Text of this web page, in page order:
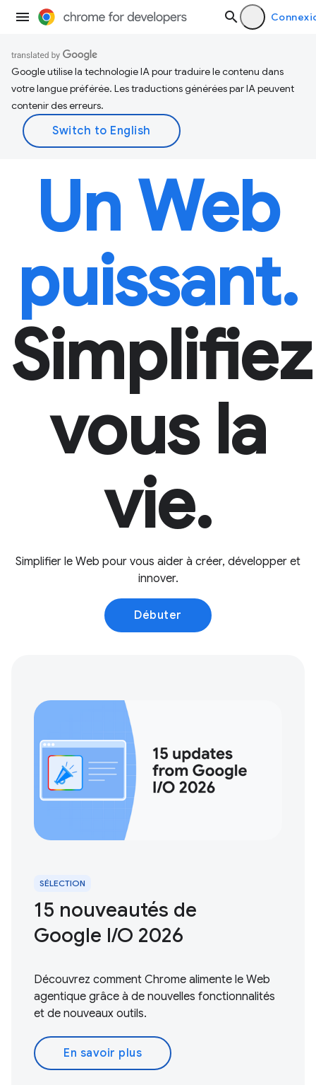
Google utilise la technologie IA pour traduire le contenu dans
votre langue préférée. Les traductions générées par IA peuvent
contenir des erreurs.
Un Web
puissant.
vous la
vie.
Simplifier le Web pour vous aider à créer, développer et
innover.
Débuter
SÉLECTION
15 nouveautés de
Google I/O 2026
Découvrez comment Chrome alimente le Web
agentique grâce à de nouvelles fonctionnalités
et de nouveaux outils.
En savoir plus